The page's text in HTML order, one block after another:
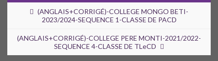
(ANGLAIS+CORRIGÉ)-COLLEGE MONGO BETI-
2023/2024-SEQUENCE 1-CLASSE DE PACD
(ANGLAIS+CORRIGÉ)-COLLEGE PERE MONTI-2021/2022-
SEQUENCE 4-CLASSE DE TLeCD